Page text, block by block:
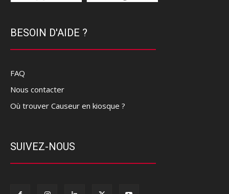
BESOIN D'AIDE ?
FAQ
Nous contacter
Où trouver Causeur en kiosque ?
SUIVEZ-NOUS